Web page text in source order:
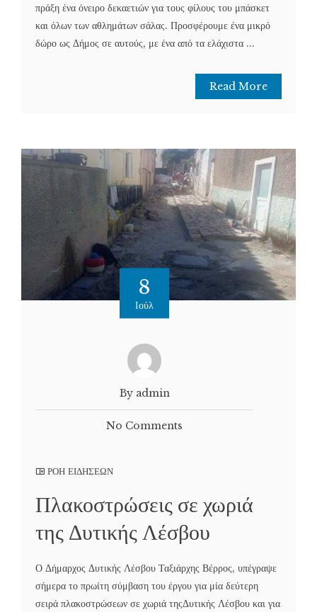
πράξη ένα όνειρο δεκαετιών για τους φίλους του μπάσκετ
και όλων των αθλημάτων σάλας. Προσφέρουμε ένα μικρό
δώρο ως Δήμος σε αυτούς, με ένα από τα ελάχιστα ...
Read More
8
Ιούλ
By admin
No Comments
ΡΟΗ ΕΙΔΗΣΕΩΝ
Πλακοστρώσεις σε χωριά
της Δυτικής Λέσβου
Ο Δήμαρχος Δυτικής Λέσβου Ταξιάρχης Βέρρος, υπέγραψε
σήμερα το πρωίτη σύμβαση του έργου για μία δεύτερη
σειρά πλακοστρώσεων σε χωριά τηςΔυτικής Λέσβου και για